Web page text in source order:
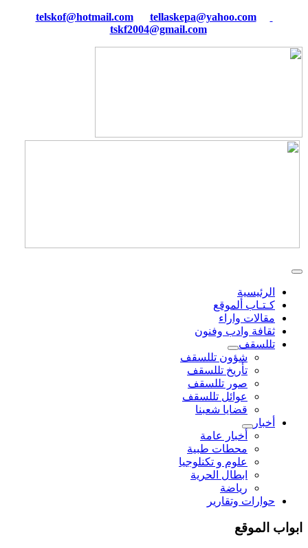
tellaskepa@yahoo.com
tskf2004@gmail.com
الرئيسية
كـتـاب ألموقع
مقالات واراء
ثقافة وادب وفنون
تللسقف
شؤون تللسقف
تأريخ تللسقف
صور تللسقف
عوائل تللسقف
قضايا شعبنا
أخبار
أخبار عامة
محطات طبية
علوم و تکنلوجیا
ابطال الحرية
رياضة
حوارات وتقارير
ابواب الموقع